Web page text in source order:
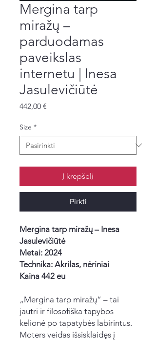
Mergina tarp
miražų –
parduodamas
paveikslas
internetu | Inesa
Jasulevičiūtė
442,00 €
Size *
Į krepšelį
Pirkti
Mergina tarp miražų – Inesa
Jasulevičiūtė
Metai: 2024
Technika: Akrilas, nėriniai
Kaina 442 eu
„Mergina tarp miražų“ – tai
jautri ir filosofiška tapybos
kelionė po tapatybės labirintus.
Moters veidas išsisklaidęs į